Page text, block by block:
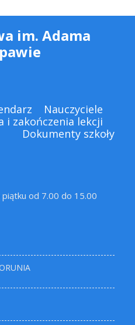
im. Adama
Nauczyciele
i zakończenia lekcji
Dokumenty szkoły
od 7.00 do 15.00